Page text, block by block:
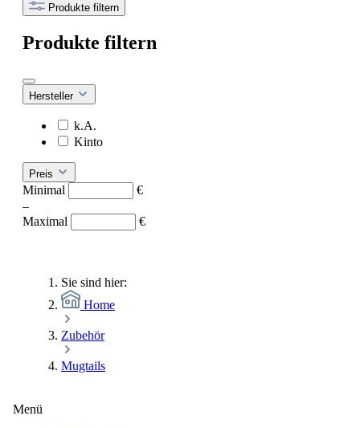
Produkte filtern
Produkte filtern
Hersteller
k.A.
Kinto
Preis
Minimal
€
–
Maximal
€
Sie sind hier:
Home
Zubehör
Mugtails
Menü